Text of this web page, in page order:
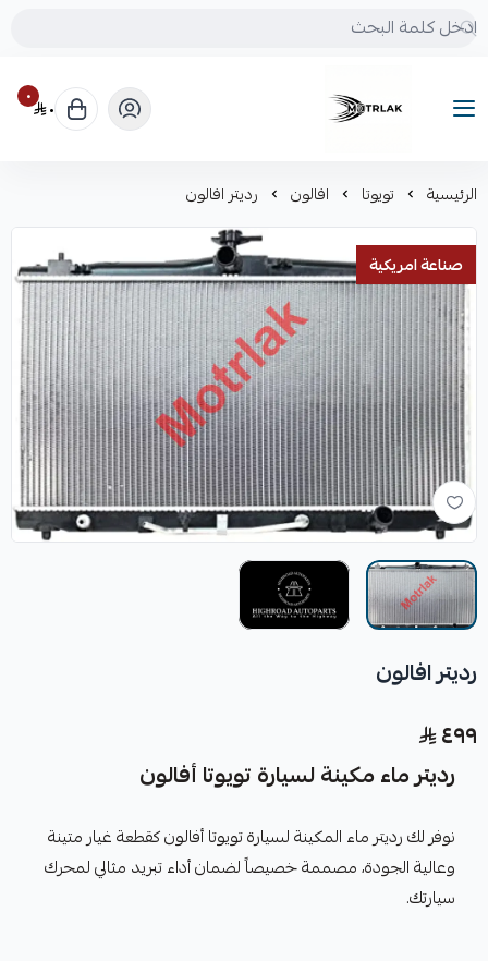
Motrlak
٠ ٠
الرئيسية تويوتا افالون رديتر افالون
صناعة امريكية
رديتر افالون
٤٩٩
رديتر ماء مكينة لسيارة تويوتا أفالون
نوفر لك رديتر ماء المكينة لسيارة تويوتا أفالون كقطعة غيار متينة
وعالية الجودة، مصممة خصيصاً لضمان أداء تبريد مثالي لمحرك
سيارتك.